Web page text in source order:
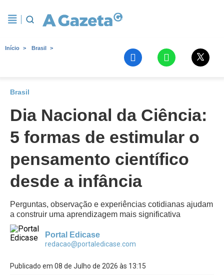
Início Brasil
Brasil
Dia Nacional da Ciência:
5 formas de estimular o
pensamento científico
desde a infância
Perguntas, observação e experiências cotidianas ajudam
a construir uma aprendizagem mais significativa
Portal Edicase
redacao@portaledicase.com
Publicado em 08 de Julho de 2026 às 13:15